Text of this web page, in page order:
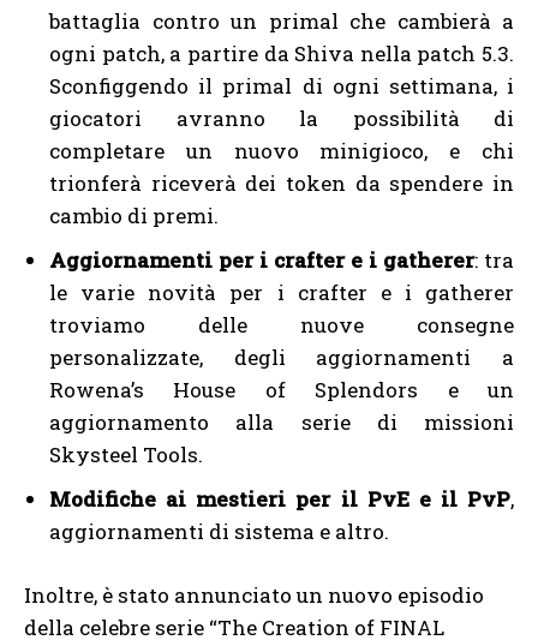
battaglia contro un primal che cambierà a
ogni patch, a partire da Shiva nella patch 5.3.
Sconfiggendo il primal di ogni settimana, i
giocatori avranno la possibilità di
completare un nuovo minigioco, e chi
trionferà riceverà dei token da spendere in
cambio di premi.
Aggiornamenti per i crafter e i gatherer: tra
le varie novità per i crafter e i gatherer
troviamo delle nuove consegne
personalizzate, degli aggiornamenti a
Rowena’s House of Splendors e un
aggiornamento alla serie di missioni
Skysteel Tools.
Modifiche ai mestieri per il PvE e il PvP,
aggiornamenti di sistema e altro.
Inoltre, è stato annunciato un nuovo episodio
della celebre serie “The Creation of FINAL